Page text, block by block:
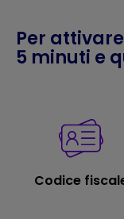
Per
5 minuti e
Codice